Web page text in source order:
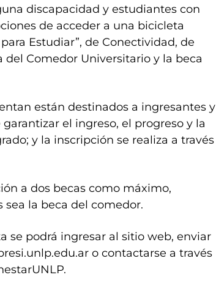
discapacidad y estudiantes con
de acceder a una bicicleta
Estudiar”, de Conectividad, de
Comedor Universitario y la beca
están destinados a ingresantes y
el ingreso, el progreso y la
y la inscripción se realiza a través
a dos becas como máximo,
la beca del comedor.
se podrá ingresar al sitio web, enviar
o contactarse a través